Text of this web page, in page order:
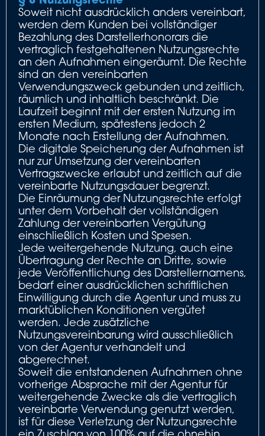
Soweit nicht ausdrücklich anders vereinbart,
werden dem Kunden bei vollständiger
Bezahlung des Darstellerhonorars die
vertraglich festgehaltenen Nutzungsrechte
an den Aufnahmen eingeräumt. Die Rechte
sind an den vereinbarten
Verwendungszweck gebunden und zeitlich,
räumlich und inhaltlich beschränkt. Die
Laufzeit beginnt mit der ersten Nutzung im
ersten Medium, spätestens jedoch 2
Monate nach Erstellung der Aufnahmen.
Die digitale Speicherung der Aufnahmen ist
nur zur Umsetzung der vereinbarten
Vertragszwecke erlaubt und zeitlich auf die
vereinbarte Nutzungsdauer begrenzt.
Die Einräumung der Nutzungsrechte erfolgt
unter dem Vorbehalt der vollständigen
Zahlung der vereinbarten Vergütung
einschließlich Kosten und Spesen.
Jede weitergehende Nutzung, auch eine
Übertragung der Rechte an Dritte, sowie
jede Veröffentlichung des Darstellernamens,
bedarf einer ausdrücklichen schriftlichen
Einwilligung durch die Agentur und muss zu
marktüblichen Konditionen vergütet
werden. Jede zusätzliche
Nutzungsvereinbarung wird ausschließlich
von der Agentur verhandelt und
abgerechnet.
Soweit die entstandenen Aufnahmen ohne
vorherige Absprache mit der Agentur für
weitergehende Zwecke als die vertraglich
vereinbarte Verwendung genutzt werden,
ist für diese Verletzung der Nutzungsrechte